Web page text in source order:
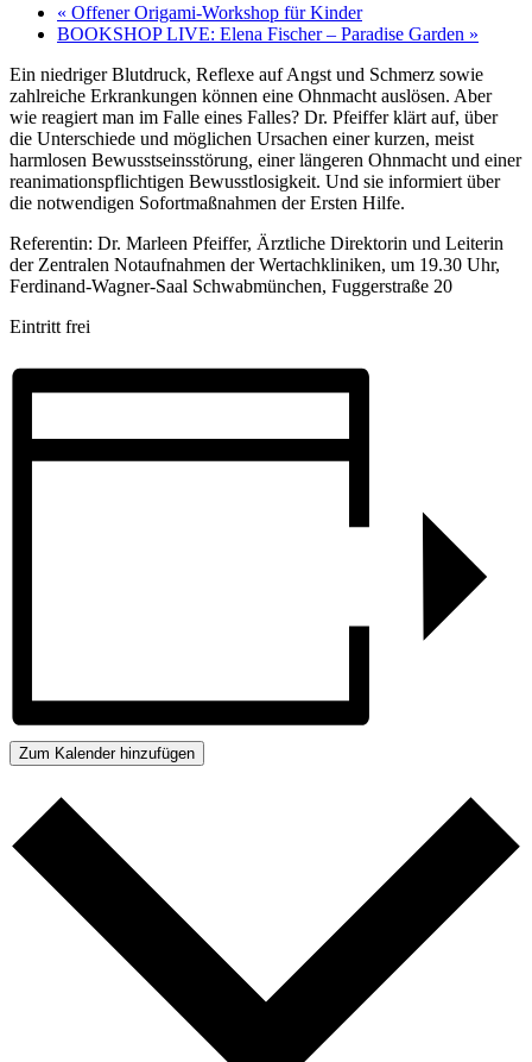
« Offener Origami-Workshop für Kinder
BOOKSHOP LIVE: Elena Fischer – Paradise Garden »
Ein niedriger Blutdruck, Reflexe auf Angst und Schmerz sowie
zahlreiche Erkrankungen können eine Ohnmacht auslösen. Aber
wie reagiert man im Falle eines Falles? Dr. Pfeiffer klärt auf, über
die Unterschiede und möglichen Ursachen einer kurzen, meist
harmlosen Bewusstseinsstörung, einer längeren Ohnmacht und einer
reanimationspflichtigen Bewusstlosigkeit. Und sie informiert über
die notwendigen Sofortmaßnahmen der Ersten Hilfe.
Referentin: Dr. Marleen Pfeiffer, Ärztliche Direktorin und Leiterin
der Zentralen Notaufnahmen der Wertachkliniken, um 19.30 Uhr,
Ferdinand-Wagner-Saal Schwabmünchen, Fuggerstraße 20
Eintritt frei
Zum Kalender hinzufügen